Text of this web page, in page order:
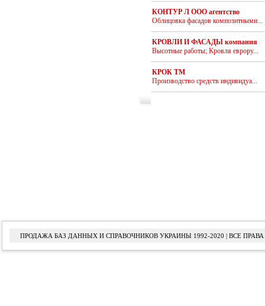
КОНТУР Л ООО агентство
Облицовка фасадов композитными...
КРОВЛИ И ФАСАДЫ компания
Высотные работы; Кровля еврору...
КРОК ТМ
Производство средств индивидуа...
ПРОДАЖА БАЗ ДАННЫХ И СПРАВОЧНИКОВ УКРАИНЫ 1992-2020 | ВСЕ